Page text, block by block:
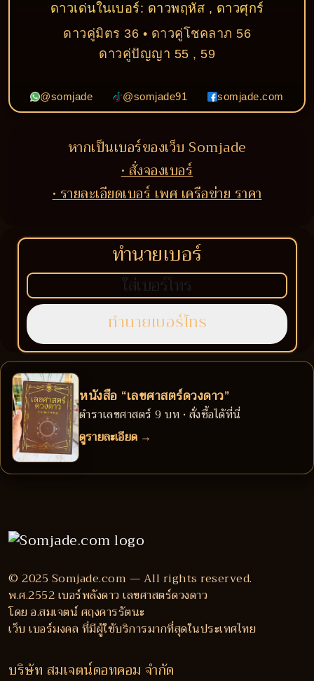
ดาวเด่นในเบอร์: ดาวพฤหัส , ดาวศุกร์
ดาวคู่มิตร 36 • ดาวคู่โชคลาภ 56
ดาวคู่ปัญญา 55 , 59
@somjade @somjade91 somjade.com
หากเป็นเบอร์ของเว็บ Somjade
• สั่งจองเบอร์
• รายละเอียดเบอร์ เพศ เครือข่าย ราคา
ทำนายเบอร์
หนังสือ “เลขศาสตร์ดวงดาว”
ตำราเลขศาสตร์ 9 บท • สั่งซื้อได้ที่นี่
ดูรายละเอียด →
© 2025 Somjade.com — All rights reserved.
พ.ศ.2552 เบอร์พลังดาว เลขศาสตร์ดวงดาว
โดย อ.สมเจตน์ ศฤงคารรัตนะ
เว็บ เบอร์มงคล ที่มีผู้ใช้บริการมากที่สุดในประเทศไทย
บริษัท สมเจตน์ดอทคอม จำกัด